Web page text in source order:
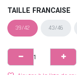
TAILLE FRANCAISE
39/42 43/46